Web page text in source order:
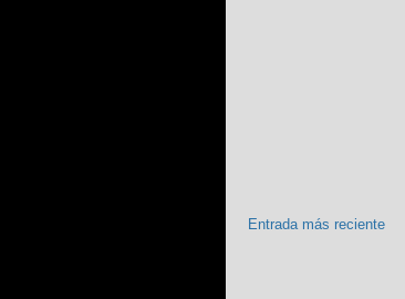
Entrada más reciente